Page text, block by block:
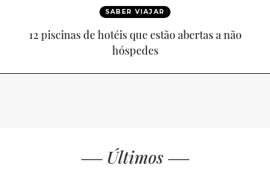
SABER VIAJAR
12 piscinas de hotéis que estão abertas a não
hóspedes
Últimos